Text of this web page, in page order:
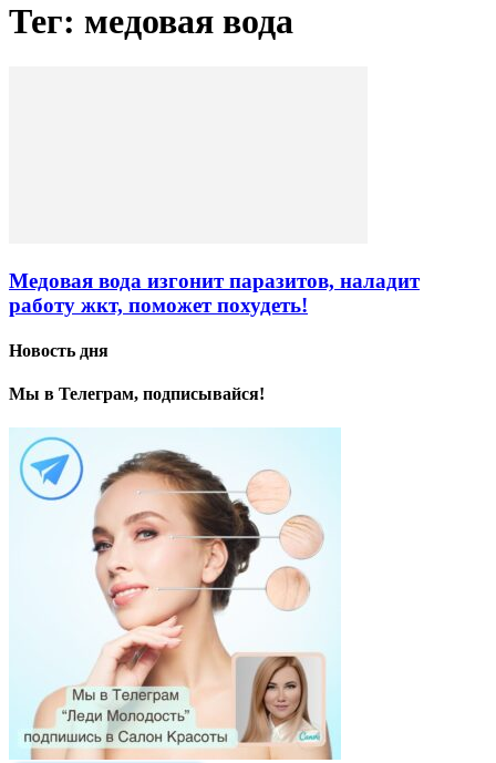
Тег: медовая вода
Медовая вода изгонит паразитов, наладит
работу жкт, поможет похудеть!
Новость дня
Мы в Телеграм, подписывайся!